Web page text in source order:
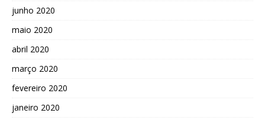
junho 2020
maio 2020
abril 2020
março 2020
fevereiro 2020
janeiro 2020